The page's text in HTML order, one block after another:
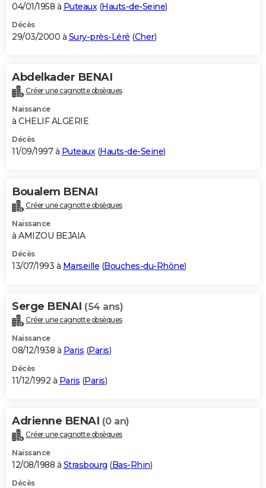
04/01/1958 à Puteaux(Hauts-de-Seine)
Décès
29/03/2000 à Sury-près-Léré (Cher)
Abdelkader BENAI
Créer une cagnotte obsèques
Naissance
à CHELIF ALGERIE
Décès
11/09/1997 à Puteaux(Hauts-de-Seine)
Boualem BENAI
Créer une cagnotte obsèques
Naissance
à AMIZOU BEJAIA
Décès
13/07/1993 à Marseille (Bouches-du-Rhône)
Serge BENAI (54 ans)
Créer une cagnotte obsèques
Naissance
08/12/1938 à Paris (Paris)
Décès
11/12/1992 à Paris (Paris)
Adrienne BENAI (0 an)
Créer une cagnotte obsèques
Naissance
12/08/1988 à Strasbourg (Bas-Rhin)
Décès